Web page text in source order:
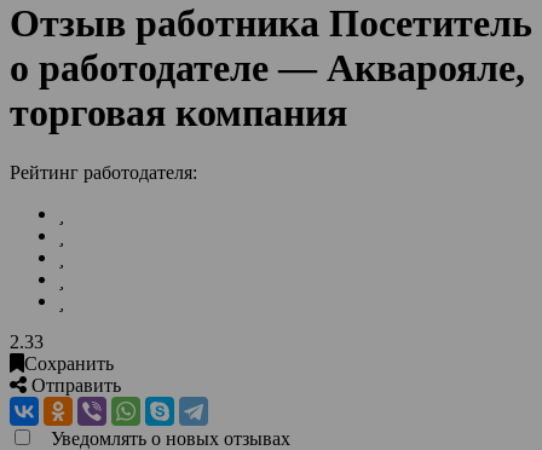
Отзыв работника Посетитель
о работодателе — Акварояле,
торговая компания
Рейтинг работодателя:
2.33
Сохранить
Отправить
Уведомлять о новых отзывах